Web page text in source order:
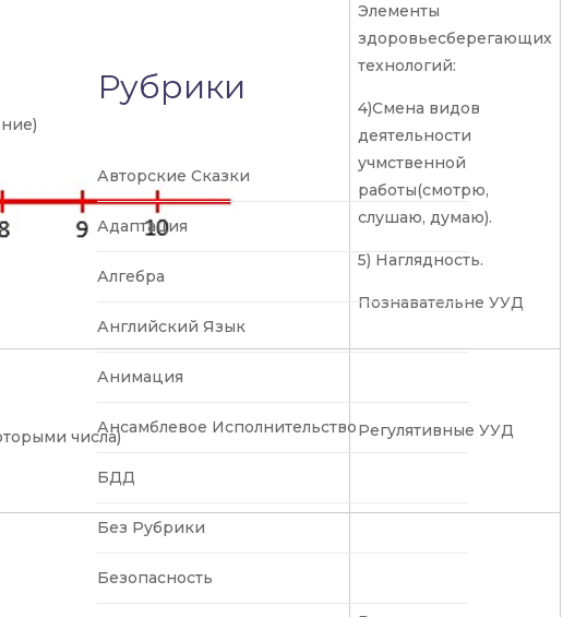
Элементы
здоровьесберегающих
технологий:
4)Смена видов
деятельности
учмственной
работы(смотрю,
слушаю, думаю).
5) Наглядность.
Познавательне УУД
числа)
Регулятивные УУД
Рубрики
Авторские Сказки
Адаптация
Алгебра
Английский Язык
Анимация
Ансамблевое Исполнительство
БДД
Без Рубрики
Безопасность